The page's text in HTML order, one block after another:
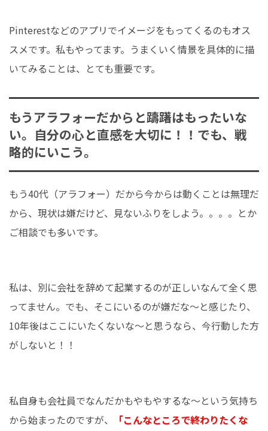
Pinterestなどのアプリでイメージをもってくるのもオス
スメです。私もやってます。うまくいく情景を具体的に描
いてみることは、とても重要です。
もうアラフォーだからと躊躇はもったいな
い。自分の心と直感を大切に！！でも、戦
略的にいこう。
もう40代（アラフォー）だから今からは動くことは無理だ
から、現状は嫌だけど、見ないふりをしよう。。。。とか
ご相談でも多いです。
私は、別に会社を辞めて起業するのが正しいなんて全く思
ってません。でも、そこにいるのが嫌だな～と感じたり、
10年後はここにいたくないな～と思うなら、今行動した方
がしないと！！
私自身も会社員でなんだかもやもやするな～という気持ち
から始まったのですが、
「こんなところで終わりたくな